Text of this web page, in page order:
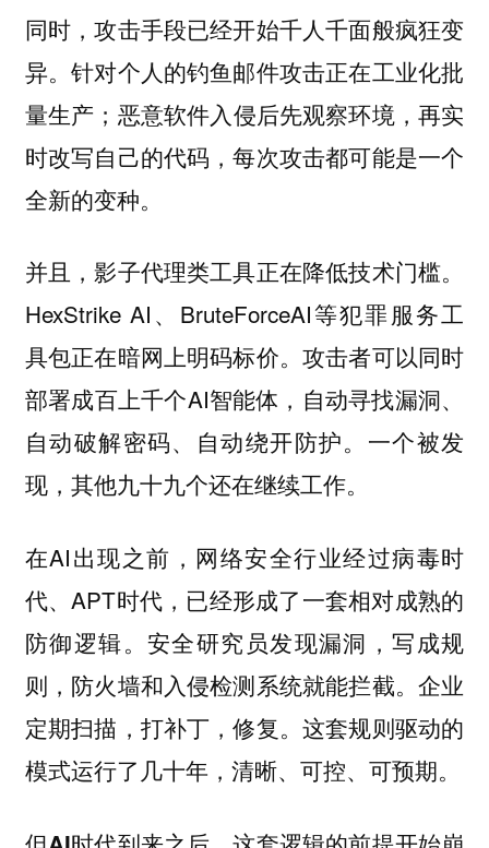
同时，攻击手段已经开始千人千面般疯狂变
异。针对个人的钓鱼邮件攻击正在工业化批
量生产；恶意软件入侵后先观察环境，再实
时改写自己的代码，每次攻击都可能是一个
全新的变种。
并且，影子代理类工具正在降低技术门槛。
HexStrike AI、BruteForceAI等犯罪服务工
具包正在暗网上明码标价。攻击者可以同时
部署成百上千个AI智能体，自动寻找漏洞、
自动破解密码、自动绕开防护。一个被发
现，其他九十九个还在继续工作。
在AI出现之前，网络安全行业经过病毒时
代、APT时代，已经形成了一套相对成熟的
防御逻辑。安全研究员发现漏洞，写成规
则，防火墙和入侵检测系统就能拦截。企业
定期扫描，打补丁，修复。这套规则驱动的
模式运行了几十年，清晰、可控、可预期。